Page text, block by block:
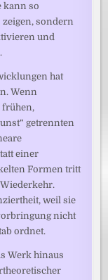
kann so
sondern
und
hat
Wenn
frühen,
getrennten
einer
Formen tritt
weil sie
nicht
ordnet.
Werk hinaus